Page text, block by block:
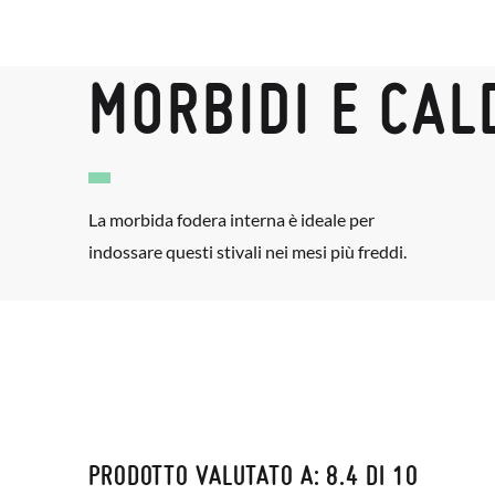
MORBIDI E
La morbida fodera interna è ideale per
indossare questi stivali nei mesi più freddi.
PRODOTTO VALUTATO A: 8.4 DI 10